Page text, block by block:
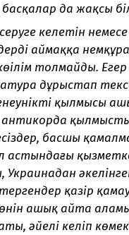
басқалар да жақсы
келетін
аймаққа
толмайды.
дұрыстап
қылмысы
антикорда
басшы
астындағы
қазір
ашық айта
әйелі келіп